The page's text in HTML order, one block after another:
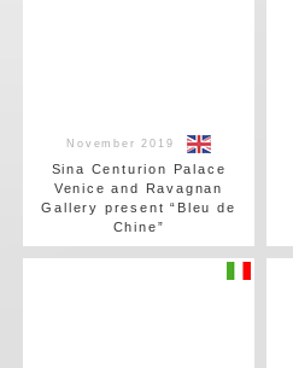
November 2019
Sina Centurion Palace
Venice and Ravagnan
Gallery present “Bleu de
Chine”